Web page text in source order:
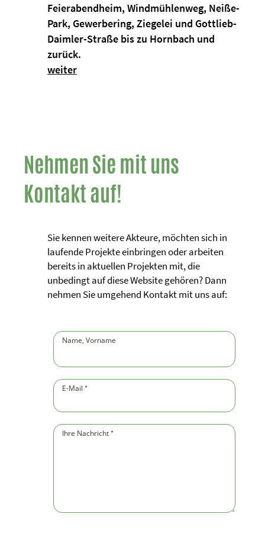
Feierabendheim, Windmühlenweg, Neiße-
Park, Gewerbering, Ziegelei und Gottlieb-
Daimler-Straße bis zu Hornbach und
zurück.
weiter
Nehmen Sie mit uns
Kontakt auf!
Sie kennen weitere Akteure, möchten sich in
laufende Projekte einbringen oder arbeiten
bereits in aktuellen Projekten mit, die
unbedingt auf diese Website gehören? Dann
nehmen Sie umgehend Kontakt mit uns auf:
Name, Vorname
E-Mail *(Pflichtfeld)
Ihre Nachricht *(Pflichtfeld)